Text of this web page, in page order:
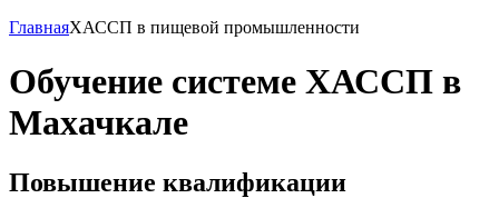
ГлавнаяХАССП в пищевой промышленности
Обучение системе ХАССП в
Махачкале
Повышение квалификации